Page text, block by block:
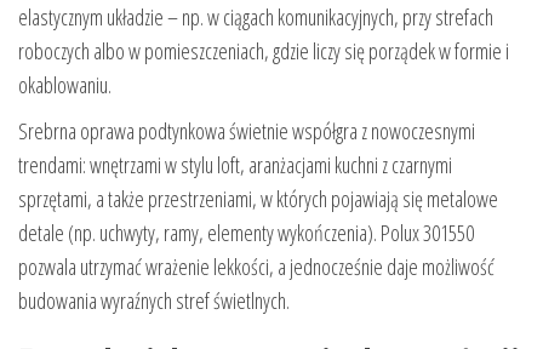
elastycznym układzie – np. w ciągach komunikacyjnych, przy strefach
roboczych albo w pomieszczeniach, gdzie liczy się porządek w formie i
okablowaniu.
Srebrna oprawa podtynkowa świetnie współgra z nowoczesnymi
trendami: wnętrzami w stylu loft, aranżacjami kuchni z czarnymi
sprzętami, a także przestrzeniami, w których pojawiają się metalowe
detale (np. uchwyty, ramy, elementy wykończenia). Polux 301550
pozwala utrzymać wrażenie lekkości, a jednocześnie daje możliwość
budowania wyraźnych stref świetlnych.